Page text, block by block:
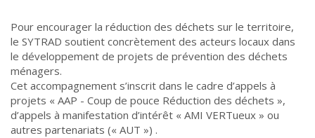
Pour encourager la réduction des déchets sur le territoire,
le SYTRAD soutient concrètement des acteurs locaux dans
le développement de projets de prévention des déchets
ménagers.
Cet accompagnement s’inscrit dans le cadre d’appels à
projets « AAP - Coup de pouce Réduction des déchets »,
d’appels à manifestation d’intérêt « AMI VERTueux » ou
autres partenariats (« AUT ») .